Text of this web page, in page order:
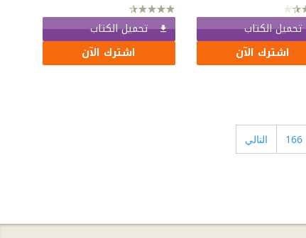
تحميل الكتاب
اشترك الآن
تحميل الكتاب
اشترك الآن
166 التالي